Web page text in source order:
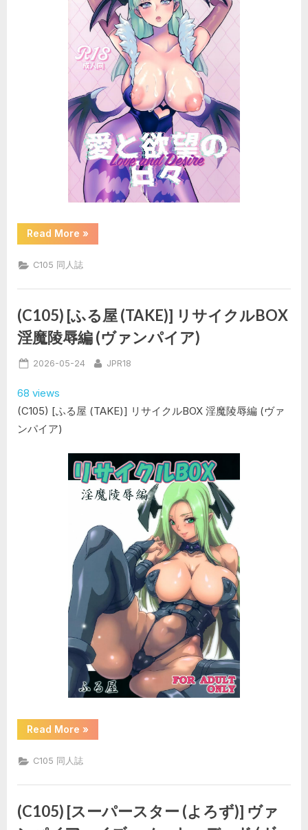
Read More “(C105)
[お
す
み
ェ
ー
(さ
く
ま
斜)]
愛
と
日々
(ヴ
イ
ア)”
»
C105 同人誌
(C105) [ふる屋 (TAKE)] リサイクルBOX
淫魔陵辱編 (ヴァンパイア)
Posted
2026-05-24 By
JPR18
68 views
(C105) [ふる屋 (TAKE)] リサイクルBOX 淫魔陵辱編 (ヴァ
ンパイア)
Read More “(C105)
[ふ
屋
(TAKE)]
サ
ク
ル
»
C105 同人誌
(C105) [スーパースター (よろず)] ヴァ